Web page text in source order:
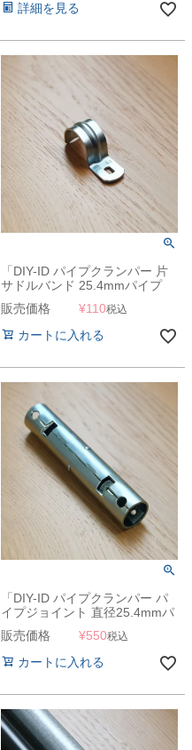
詳細を見る
「DIY-ID パイプクランパー 片
サドルバンド 25.4mmパイプ
用」
販売価格 ¥110税込
カートに入れる
「DIY-ID パイプクランパー パ
イプジョイント 直径25.4mmパ
イプ用」
販売価格 ¥550税込
カートに入れる